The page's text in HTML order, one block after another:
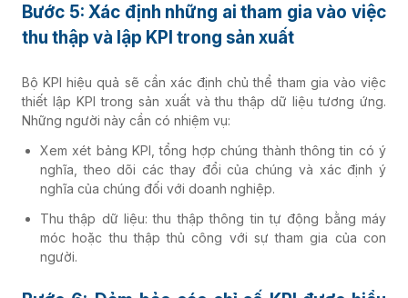
Bước 5: Xác định những ai tham gia vào việc
thu thập và lập KPI trong sản xuất
Bộ KPI hiệu quả sẽ cần xác định chủ thể tham gia vào việc
thiết lập KPI trong sản xuất và thu thập dữ liệu tương ứng.
Những người này cần có nhiệm vụ:
Xem xét bảng KPI, tổng hợp chúng thành thông tin có ý
nghĩa, theo dõi các thay đổi của chúng và xác định ý
nghĩa của chúng đối với doanh nghiệp.
Thu thập dữ liệu: thu thập thông tin tự động bằng máy
móc hoặc thu thập thủ công với sự tham gia của con
người.